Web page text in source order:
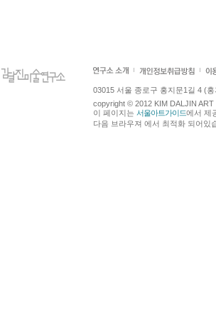
03015 서울 종로구 홍지문1길 4 (
copyright © 2012 KIM DALJIN
이 페이지는 서울아트가이드에서 제
다음 브라우져 에서 최적화 되어